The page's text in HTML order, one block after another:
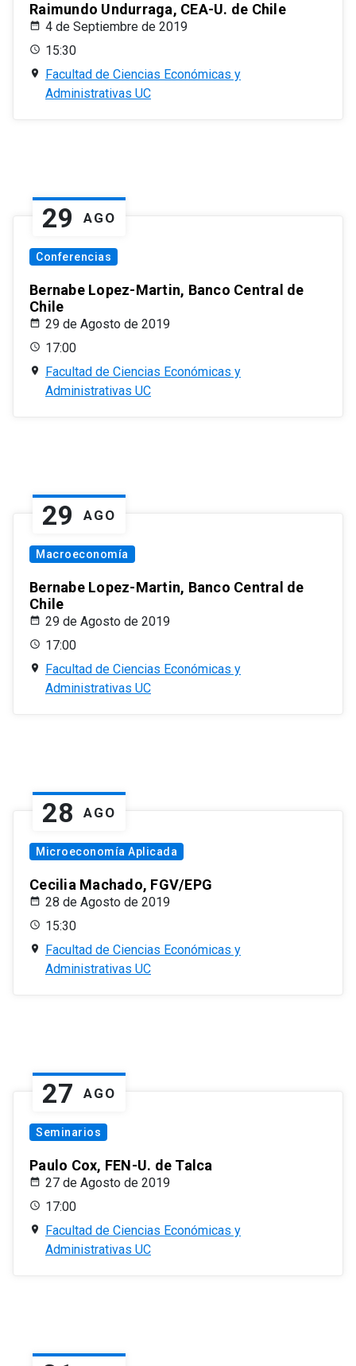
Raimundo Undurraga, CEA-U. de Chile
4 de Septiembre de 2019
15:30
Facultad de Ciencias Económicas y
Administrativas UC
29 AGO
Conferencias
Bernabe Lopez-Martin, Banco Central de
Chile
29 de Agosto de 2019
17:00
Facultad de Ciencias Económicas y
Administrativas UC
29 AGO
Macroeconomía
Bernabe Lopez-Martin, Banco Central de
Chile
29 de Agosto de 2019
17:00
Facultad de Ciencias Económicas y
Administrativas UC
28 AGO
Microeconomía Aplicada
Cecilia Machado, FGV/EPG
28 de Agosto de 2019
15:30
Facultad de Ciencias Económicas y
Administrativas UC
27 AGO
Seminarios
Paulo Cox, FEN-U. de Talca
27 de Agosto de 2019
17:00
Facultad de Ciencias Económicas y
Administrativas UC